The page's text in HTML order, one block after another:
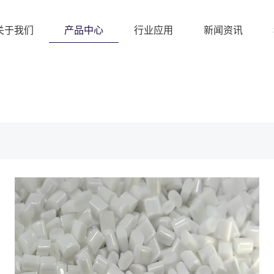
于我们 产品中心 行业应用 新闻资讯